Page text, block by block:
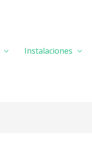
Instalaciones